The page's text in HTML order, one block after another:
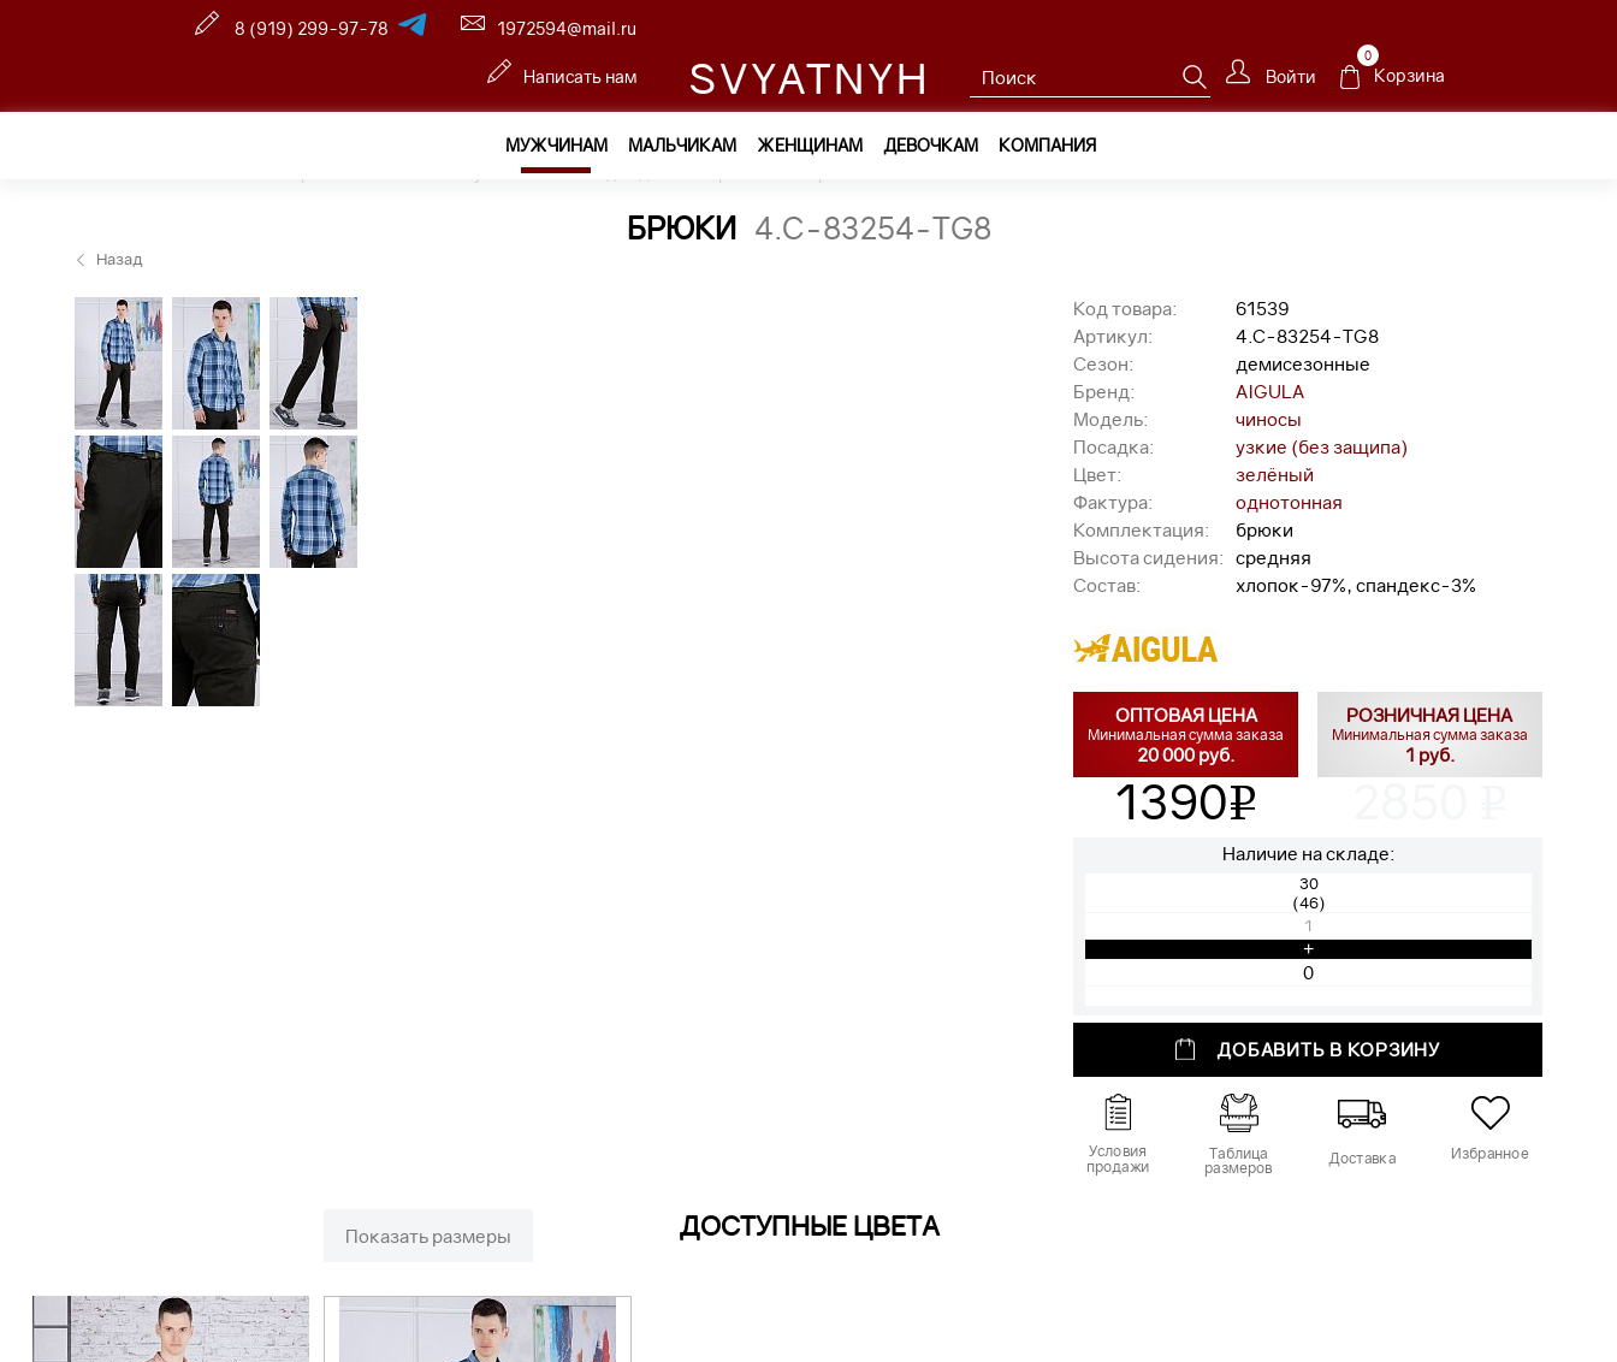
8 (919) 299-97-78 1972594@mail.ru
Написать нам SVYATNYH Войти
0
Корзина
МУЖЧИНАМ МАЛЬЧИКАМ ЖЕНЩИНАМ ДЕВОЧКАМ КОМПАНИЯ
Мужчинам —
БРЮКИ 4.C-83254-TG8
Назад
Код товара:
61539
Артикул:
4.C-83254-TG8
Сезон:
демисезонные
Бренд:
AIGULA
Модель:
чиносы
Посадка:
узкие (без защипа)
Цвет:
зелёный
Фактура:
однотонная
Комплектация:
брюки
Высота сидения:
средняя
Состав:
хлопок-97%, спандекс-3%
ОПТОВАЯ ЦЕНА
Минимальная сумма заказа
20 000 руб.
1390v
РОЗНИЧНАЯ ЦЕНА
Минимальная сумма заказа
1 руб.
Наличие на складе:
30
(46)
1
+
ДОБАВИТЬ В КОРЗИНУ
Условия
продажи
Таблица
размеров
Доставка Избранное
Показать размеры ДОСТУПНЫЕ ЦВЕТА